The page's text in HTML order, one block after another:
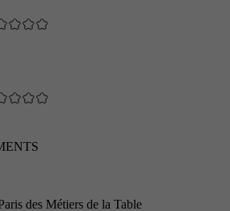
des Métiers de la Table